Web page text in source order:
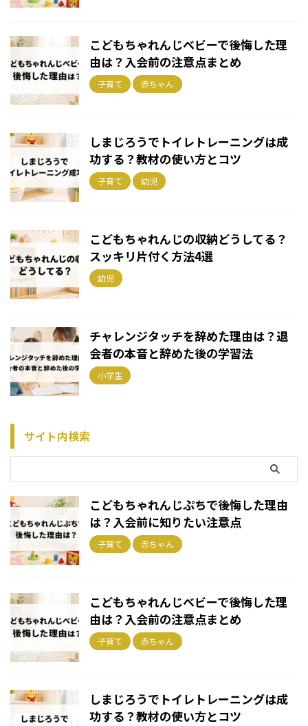
こどもちゃれんじベビーで後悔した理
由は？入会前の注意点まとめ
子育て 赤ちゃん
しまじろうでトイレトレーニングは成
功する？教材の使い方とコツ
子育て 幼児
こどもちゃれんじの収納どうしてる？
スッキリ片付く方法4選
幼児
チャレンジタッチを辞めた理由は？退
会者の本音と辞めた後の学習法
小学生
サイト内検索
こどもちゃれんじぷちで後悔した理由
は？入会前に知りたい注意点
子育て 赤ちゃん
こどもちゃれんじベビーで後悔した理
由は？入会前の注意点まとめ
子育て 赤ちゃん
しまじろうでトイレトレーニングは成
功する？教材の使い方とコツ